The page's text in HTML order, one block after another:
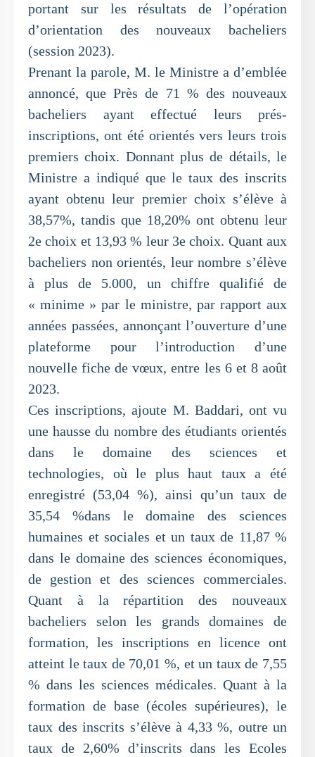
portant sur les résultats de l’opération
d’orientation des nouveaux bacheliers
(session 2023).
Prenant la parole, M. le Ministre a d’emblée
annoncé, que Près de 71 % des nouveaux
bacheliers ayant effectué leurs prés-
inscriptions, ont été orientés vers leurs trois
premiers choix. Donnant plus de détails, le
Ministre a indiqué que le taux des inscrits
ayant obtenu leur premier choix s’élève à
38,57%, tandis que 18,20% ont obtenu leur
2e choix et 13,93 % leur 3e choix. Quant aux
bacheliers non orientés, leur nombre s’élève
à plus de 5.000, un chiffre qualifié de
« minime » par le ministre, par rapport aux
années passées, annonçant l’ouverture d’une
plateforme pour l’introduction d’une
nouvelle fiche de vœux, entre les 6 et 8 août
2023.
Ces inscriptions, ajoute M. Baddari, ont vu
une hausse du nombre des étudiants orientés
dans le domaine des sciences et
technologies, où le plus haut taux a été
enregistré (53,04 %), ainsi qu’un taux de
35,54 %dans le domaine des sciences
humaines et sociales et un taux de 11,87 %
dans le domaine des sciences économiques,
de gestion et des sciences commerciales.
Quant à la répartition des nouveaux
bacheliers selon les grands domaines de
formation, les inscriptions en licence ont
atteint le taux de 70,01 %, et un taux de 7,55
% dans les sciences médicales. Quant à la
formation de base (écoles supérieures), le
taux des inscrits s’élève à 4,33 %, outre un
taux de 2,60% d’inscrits dans les Ecoles